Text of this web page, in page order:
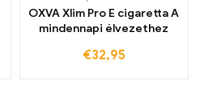
OXVA Xlim Pro E cigaretta A
mindennapi élvezethez
€32,95